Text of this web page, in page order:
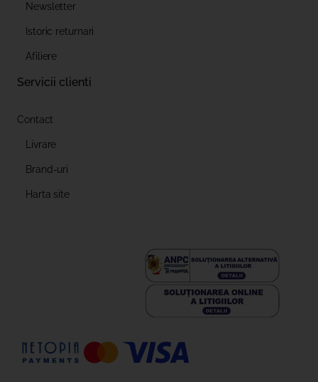
Newsletter
Istoric returnari
Afiliere
Servicii clienti
Contact
Livrare
Brand-uri
Harta site